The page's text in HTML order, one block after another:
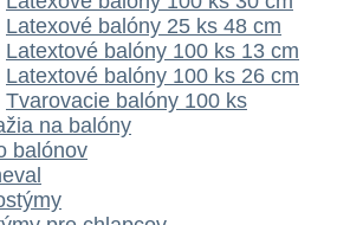
Latexové balóny 25 ks 48 cm
Latextové balóny 100 ks 13 cm
Latextové balóny 100 ks 26 cm
Tvarovacie balóny 100 ks
na balóny
balónov